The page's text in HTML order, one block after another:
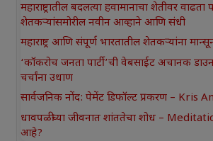
महाराष्ट्रातील बदलत्या हवामानाचा शेतीवर वाढता
शेतकऱ्यांसमोरील नवीन आव्हाने आणि संधी
महाराष्ट्र आणि संपूर्ण भारतातील शेतकऱ्यांना
‘कॉकरोच जनता पार्टी’ची वेबसाईट अचानक
चर्चांना उधाण
सार्वजनिक नोंद: पेमेंट डिफॉल्ट प्रकरण – Kris
धावपळीच्या जीवनात शांततेचा शोध –
आहे?